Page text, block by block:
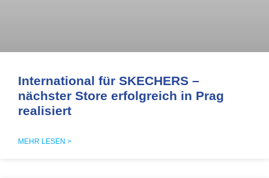
International für SKECHERS –
nächster Store erfolgreich in Prag
realisiert
MEHR LESEN >